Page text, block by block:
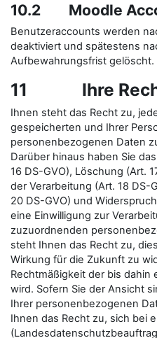
10.2 Moodle
Benutzeraccounts werden
deaktiviert und spätestens
Aufbewahrungsfrist gelöscht.
11 Ihre
Ihnen steht das Recht zu,
gespeicherten und Ihrer
personenbezogenen Daten
Darüber hinaus haben Sie
16 DS-GVO), Löschung (Art.
der Verarbeitung (Art. 18 DS-
20 DS-GVO) und
eine Einwilligung zur
zuzuordnenden
steht Ihnen das Recht zu,
Wirkung für die Zukunft zu
Rechtmäßigkeit der bis
wird. Sofern Sie der Ansicht
Ihrer personenbezogenen
Ihnen das Recht zu, sich bei